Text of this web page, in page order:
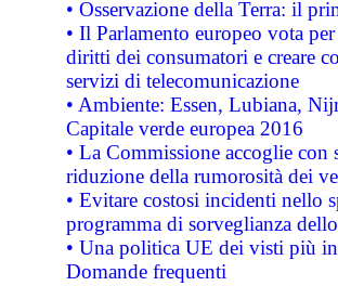
• Osservazione della Terra: il
• Il Parlamento europeo vota
diritti dei consumatori e creare
servizi di telecomunicazione
• Ambiente: Essen, Lubiana,
Capitale verde europea 2016
• La Commissione accoglie
riduzione della rumorosità dei
• Evitare costosi incidenti nello
programma di sorveglianza
• Una politica UE dei visti più
Domande frequenti